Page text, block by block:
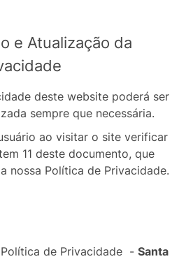
e Atualização da
deste website poderá ser
sempre que necessária.
ao visitar o site verificar
11 deste documento, que
nossa Política de Privacidade.
de Privacidade - Santa